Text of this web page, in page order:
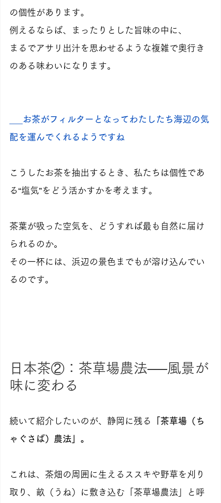
の個性があります。
例えるならば、まったりとした旨味の中に、
まるでアサリ出汁を思わせるような複雑で奥行き
のある味わいになります。
___お茶がフィルターとなってわたしたち海辺の気
配を運んでくれるようですね
こうしたお茶を抽出するとき、私たちは個性であ
る“塩気”をどう活かすかを考えます。
茶葉が吸った空気を、どうすれば最も自然に届け
られるのか。
その一杯には、浜辺の景色までもが溶け込んでい
るのです。
日本茶②：茶草場農法──風景が
味に変わる
続いて紹介したいのが、静岡に残る
「茶草場（ち
ゃぐさば）農法」。
これは、茶畑の周囲に生えるススキや野草を刈り
取り、畝（うね）に敷き込む「茶草場農法」と呼